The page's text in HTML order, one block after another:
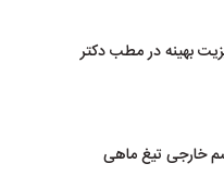
بهینه در مطب دکتر
خارجی تیغ ماهی